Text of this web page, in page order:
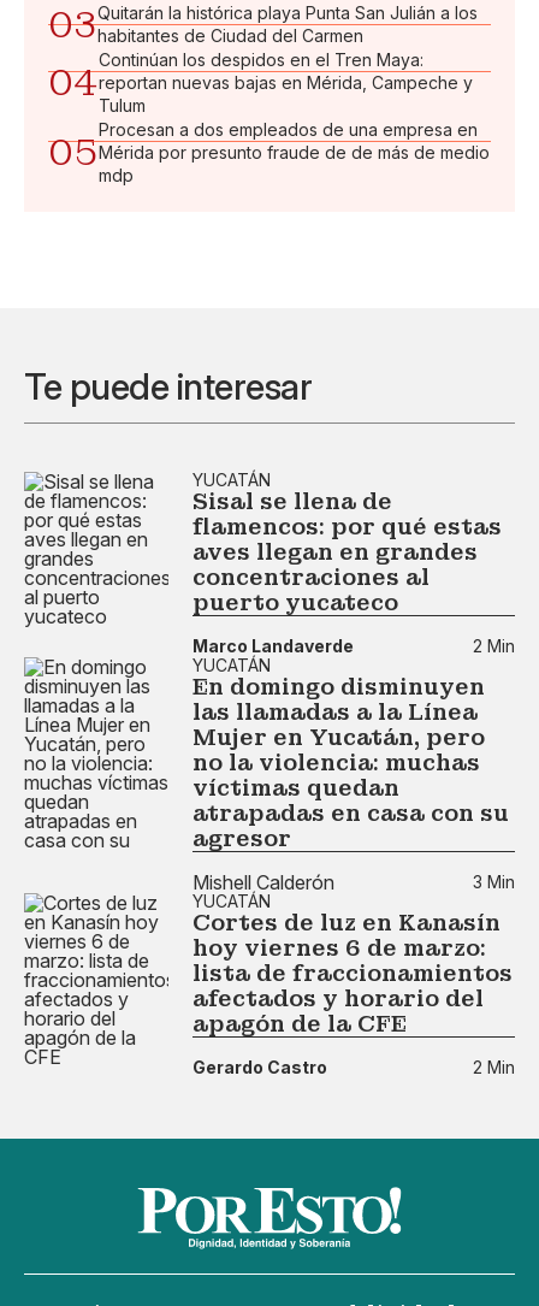
03Quitarán la histórica playa Punta San Julián a los
habitantes de Ciudad del Carmen
04
Continúan los despidos en el Tren Maya:
reportan nuevas bajas en Mérida, Campeche y
Tulum
05
Procesan a dos empleados de una empresa en
Mérida por presunto fraude de de más de medio
mdp
Te puede interesar
YUCATÁN
Sisal se llena de
flamencos: por qué estas
aves llegan en grandes
concentraciones al
puerto yucateco
Marco Landaverde
2 Min
YUCATÁN
En domingo disminuyen
las llamadas a la Línea
Mujer en Yucatán, pero
no la violencia: muchas
víctimas quedan
atrapadas en casa con su
agresor
Mishell Calderón
3 Min
YUCATÁN
Cortes de luz en Kanasín
hoy viernes 6 de marzo:
lista de fraccionamientos
afectados y horario del
apagón de la CFE
Gerardo Castro 2 Min